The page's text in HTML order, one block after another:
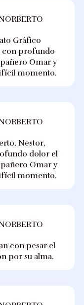
Gráfico
con profundo
Omar y
momento.
Nestor,
dolor el
Omar y
momento.
con pesar el
por su alma.